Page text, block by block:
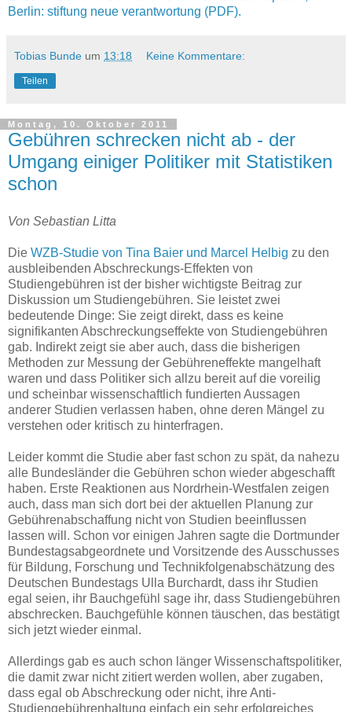
Berlin: stiftung neue verantwortung (PDF).
Tobias Bunde um 13:18 Keine Kommentare:
Teilen
Montag, 10. Oktober 2011
Gebühren schrecken nicht ab - der
Umgang einiger Politiker mit Statistiken
schon
Von Sebastian Litta
Die WZB-Studie von Tina Baier und Marcel Helbig zu den
ausbleibenden Abschreckungs-Effekten von
Studiengebühren ist der bisher wichtigste Beitrag zur
Diskussion um Studiengebühren. Sie leistet zwei
bedeutende Dinge: Sie zeigt direkt, dass es keine
signifikanten Abschreckungseffekte von Studiengebühren
gab. Indirekt zeigt sie aber auch, dass die bisherigen
Methoden zur Messung der Gebühreneffekte mangelhaft
waren und dass Politiker sich allzu bereit auf die voreilig
und scheinbar wissenschaftlich fundierten Aussagen
anderer Studien verlassen haben, ohne deren Mängel zu
verstehen oder kritisch zu hinterfragen.
Leider kommt die Studie aber fast schon zu spät, da nahezu
alle Bundesländer die Gebühren schon wieder abgeschafft
haben. Erste Reaktionen aus Nordrhein-Westfalen zeigen
auch, dass man sich dort bei der aktuellen Planung zur
Gebührenabschaffung nicht von Studien beeinflussen
lassen will. Schon vor einigen Jahren sagte die Dortmunder
Bundestagsabgeordnete und Vorsitzende des Ausschusses
für Bildung, Forschung und Technikfolgenabschätzung des
Deutschen Bundestags Ulla Burchardt, dass ihr Studien
egal seien, ihr Bauchgefühl sage ihr, dass Studiengebühren
abschrecken. Bauchgefühle können täuschen, das bestätigt
sich jetzt wieder einmal.
Allerdings gab es auch schon länger Wissenschaftspolitiker,
die damit zwar nicht zitiert werden wollen, aber zugaben,
dass egal ob Abschreckung oder nicht, ihre Anti-
Studiengebührenhaltung einfach ein sehr erfolgreiches